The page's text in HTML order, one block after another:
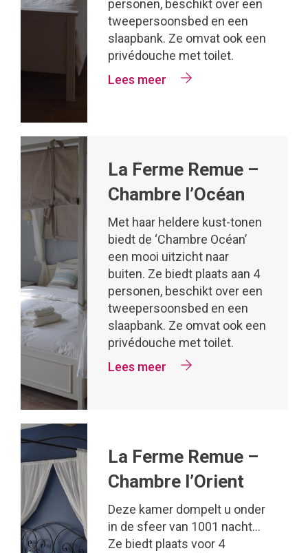
personen, beschikt over een
tweepersoonsbed en een
slaapbank. Ze omvat ook een
privédouche met toilet.
Lees meer
La Ferme Remue –
Chambre l’Océan
Met haar heldere kust-tonen
biedt de ‘Chambre Océan’
een mooi uitzicht naar
buiten. Ze biedt plaats aan 4
personen, beschikt over een
tweepersoonsbed en een
slaapbank. Ze omvat ook een
privédouche met toilet.
Lees meer
La Ferme Remue –
Chambre l’Orient
Deze kamer dompelt u onder
in de sfeer van 1001 nacht…
Ze biedt plaats voor 4